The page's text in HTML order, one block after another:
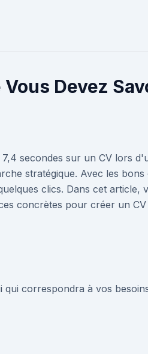
Devez
secondes sur un CV lors
stratégique. Avec les
clics. Dans cet article,
concrètes pour créer un
correspondra à vos